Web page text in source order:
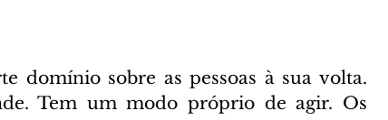
domínio sobre as pessoas à sua volta.
Tem um modo próprio de agir. Os